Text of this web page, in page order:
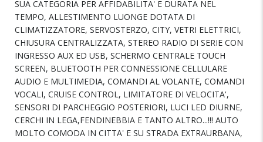
SUA CATEGORIA PER AFFIDABILITA' E DURATA NEL
TEMPO, ALLESTIMENTO LUONGE DOTATA DI
CLIMATIZZATORE, SERVOSTERZO, CITY, VETRI ELETTRICI,
CHIUSURA CENTRALIZZATA, STEREO RADIO DI SERIE CON
INGRESSO AUX ED USB, SCHERMO CENTRALE TOUCH
SCREEN, BLUETOOTH PER CONNESSIONE CELLULARE
AUDIO E MULTIMEDIA, COMANDI AL VOLANTE, COMANDI
VOCALI, CRUISE CONTROL, LIMITATORE DI VELOCITA',
SENSORI DI PARCHEGGIO POSTERIORI, LUCI LED DIURNE,
CERCHI IN LEGA,FENDINEBBIA E TANTO ALTRO...!!! AUTO
MOLTO COMODA IN CITTA' E SU STRADA EXTRAURBANA,